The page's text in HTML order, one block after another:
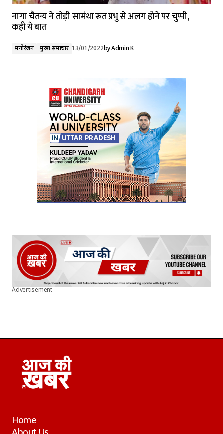
नागा चैतन्य ने तोड़ी सामंथा रूत प्रभु से अलग होने पर चुप्पी,
कही ये बात
मनोरंजन मुख्य समाचार 13/01/2022byAdmin K
Advertisement
Home